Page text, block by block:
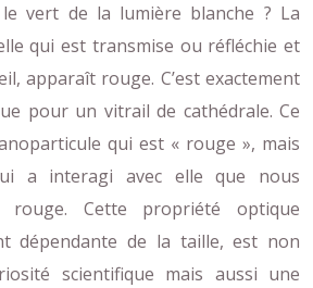
vert de la lumière blanche ? La
qui est transmise ou réfléchie et
apparaît rouge. C’est exactement
pour un vitrail de cathédrale. Ce
qui est « rouge », mais
a interagi avec elle que nous
rouge. Cette propriété optique
dépendante de la taille, est non
scientifique mais aussi une